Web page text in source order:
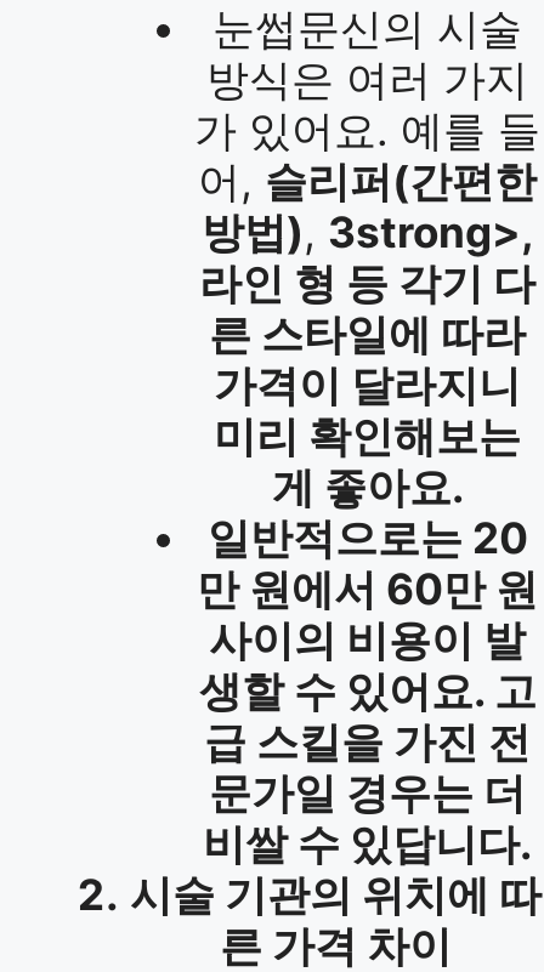
눈썹문신의 시술
방식은 여러 가지
가 있어요. 예를 들
어, 슬리퍼(간편한
방법), 3strong>,
라인 형 등 각기 다
른 스타일에 따라
가격이 달라지니
미리 확인해보는
게 좋아요.
일반적으로는 20
만 원에서 60만 원
사이의 비용이 발
생할 수 있어요. 고
급 스킬을 가진 전
문가일 경우는 더
비쌀 수 있답니다.
시술 기관의 위치에 따
른 가격 차이